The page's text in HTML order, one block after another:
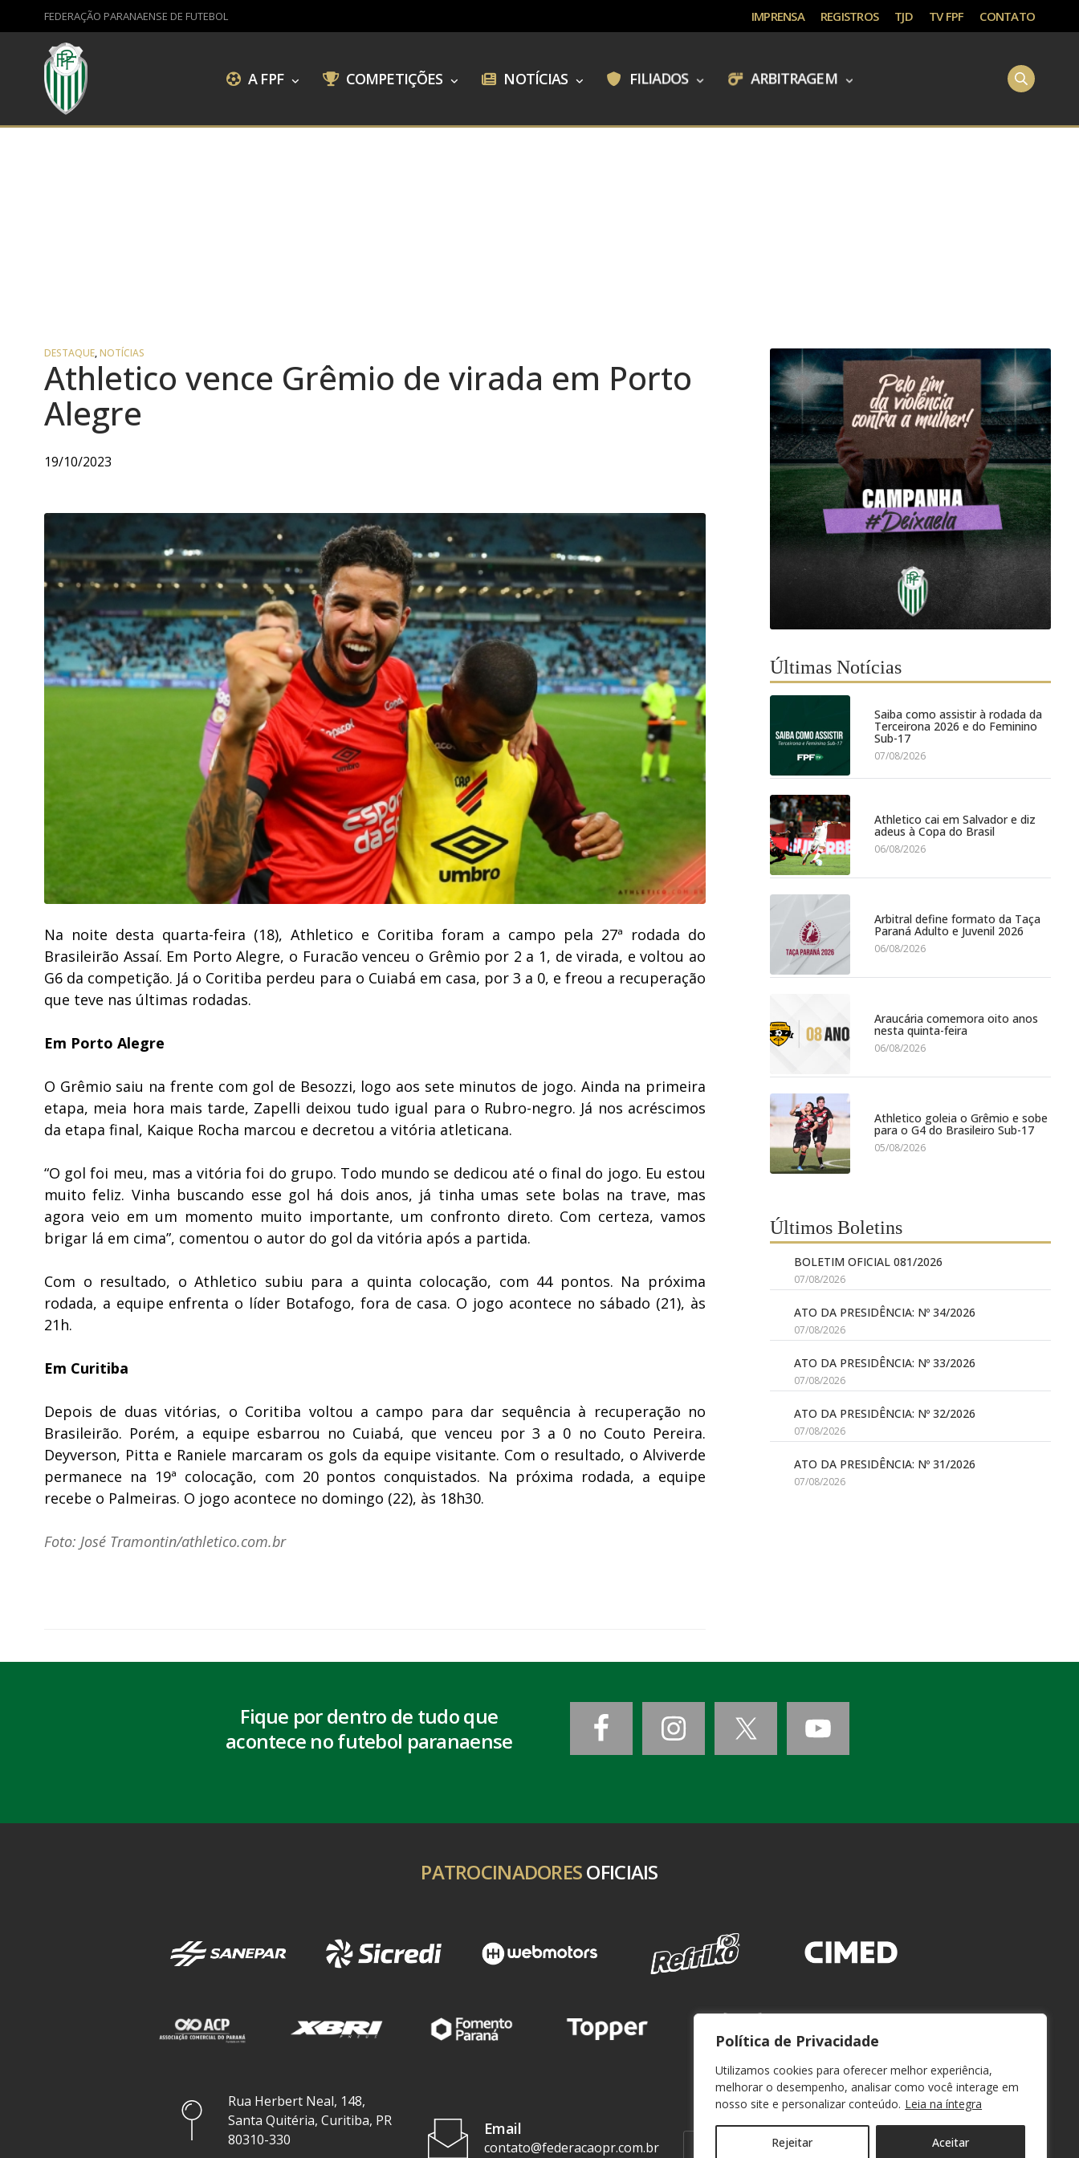
Política de Privacidade
Utilizamos cookies para oferecer melhor experiência,
melhorar o desempenho, analisar como você interage em
nosso site e personalizar conteúdo. Leia na íntegra
Rejeitar Aceitar
FEDERAÇÃO PARANAENSE DE FUTEBOL IMPRENSA REGISTROS TJD TV FPF CONTATO
A FPF COMPETIÇÕES NOTÍCIAS FILIADOS ARBITRAGEM
DESTAQUE,NOTÍCIAS
Athletico vence Grêmio de virada em Porto
Alegre
19/10/2023
Na noite desta quarta-feira (18), Athletico e Coritiba foram a campo pela 27ª rodada do
Brasileirão Assaí. Em Porto Alegre, o Furacão venceu o Grêmio por 2 a 1, de virada, e voltou ao
G6 da competição. Já o Coritiba perdeu para o Cuiabá em casa, por 3 a 0, e freou a recuperação
que teve nas últimas rodadas.
Em Porto Alegre
O Grêmio saiu na frente com gol de Besozzi, logo aos sete minutos de jogo. Ainda na primeira
etapa, meia hora mais tarde, Zapelli deixou tudo igual para o Rubro-negro. Já nos acréscimos
da etapa final, Kaique Rocha marcou e decretou a vitória atleticana.
“O gol foi meu, mas a vitória foi do grupo. Todo mundo se dedicou até o final do jogo. Eu estou
muito feliz. Vinha buscando esse gol há dois anos, já tinha umas sete bolas na trave, mas
agora veio em um momento muito importante, um confronto direto. Com certeza, vamos
brigar lá em cima”, comentou o autor do gol da vitória após a partida.
Com o resultado, o Athletico subiu para a quinta colocação, com 44 pontos. Na próxima
rodada, a equipe enfrenta o líder Botafogo, fora de casa. O jogo acontece no sábado (21), às
21h.
Em Curitiba
Depois de duas vitórias, o Coritiba voltou a campo para dar sequência à recuperação no
Brasileirão. Porém, a equipe esbarrou no Cuiabá, que venceu por 3 a 0 no Couto Pereira.
Deyverson, Pitta e Raniele marcaram os gols da equipe visitante. Com o resultado, o Alviverde
permanece na 19ª colocação, com 20 pontos conquistados. Na próxima rodada, a equipe
recebe o Palmeiras. O jogo acontece no domingo (22), às 18h30.
Foto: José Tramontin/athletico.com.br
Últimas Notícias
Saiba como assistir à rodada da
Terceirona 2026 e do Feminino
Sub-17
07/08/2026
Athletico cai em Salvador e diz
adeus à Copa do Brasil
06/08/2026
Arbitral define formato da Taça
Paraná Adulto e Juvenil 2026
06/08/2026
Araucária comemora oito anos
nesta quinta-feira
06/08/2026
Athletico goleia o Grêmio e sobe
para o G4 do Brasileiro Sub-17
05/08/2026
Últimos Boletins
BOLETIM OFICIAL 081/2026
07/08/2026
ATO DA PRESIDÊNCIA: Nº 34/2026
07/08/2026
ATO DA PRESIDÊNCIA: Nº 33/2026
07/08/2026
ATO DA PRESIDÊNCIA: Nº 32/2026
07/08/2026
ATO DA PRESIDÊNCIA: Nº 31/2026
07/08/2026
Fique por dentro de tudo que
acontece no futebol paranaense
PATROCINADORESOFICIAIS
Rua Herbert Neal, 148,
Santa Quitéria, Curitiba, PR
80310-330
Email
contato@federacaopr.com.br WEBMAIL